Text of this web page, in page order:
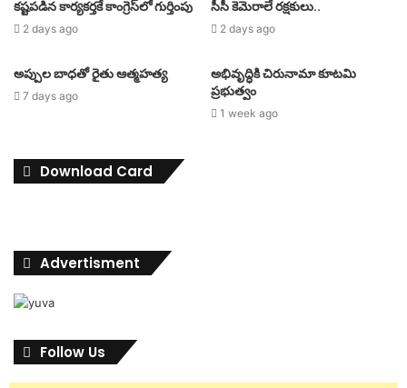
కష్టపడిన కార్యకర్తకే కాంగ్రెస్‌లో గుర్తింపు
2 days ago
సీసీ కెమెరాలే రక్షకులు..
2 days ago
అప్పుల బాధతో రైతు ఆత్మహత్య
7 days ago
అభివృద్ధికి చిరునామా కూటమి
ప్రభుత్వం
1 week ago
Download Card
Advertisment
Follow Us